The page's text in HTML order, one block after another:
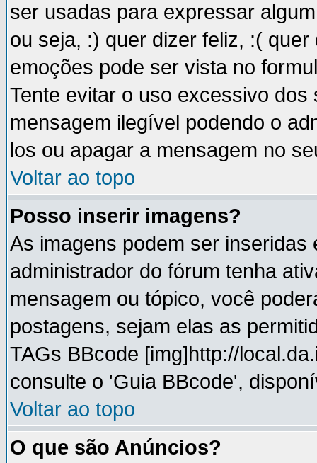
ser usadas para expressar
ou seja, :) quer dizer feliz, :(
emoções pode ser vista no
Tente evitar o uso excessivo
mensagem ilegível podendo o
los ou apagar a mensagem no
Voltar ao topo
Posso inserir imagens?
As imagens podem ser
administrador do fórum tenha
mensagem ou tópico, você
postagens, sejam elas as
TAGs BBcode [img]http://
consulte o 'Guia BBcode',
Voltar ao topo
O que são Anúncios?